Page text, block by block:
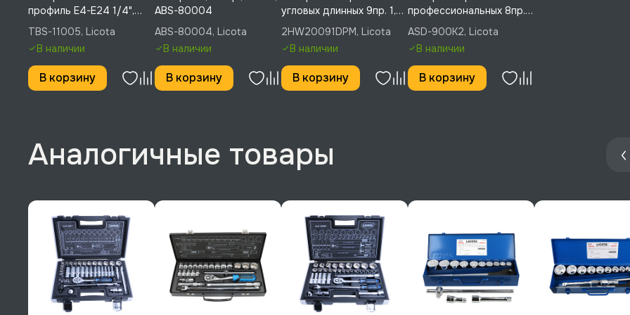
профиль Е4-Е24 1/4",
3/8", 1/2" 14пр. на
линейке, Licota, TBS-
11005
TBS-11005, Licota
В наличии
В корзину
ABS-80004
ABS-80004, Licota
В наличии
В корзину
угловых длинных 9пр. 1,5-
10 мм, Licota,
2HW20091DPM
2HW20091DPM, Licota
В наличии
В корзину
профессиональных 8пр.,
Licota, ASD-900K2
ASD-900K2, Licota
В наличии
В корзину